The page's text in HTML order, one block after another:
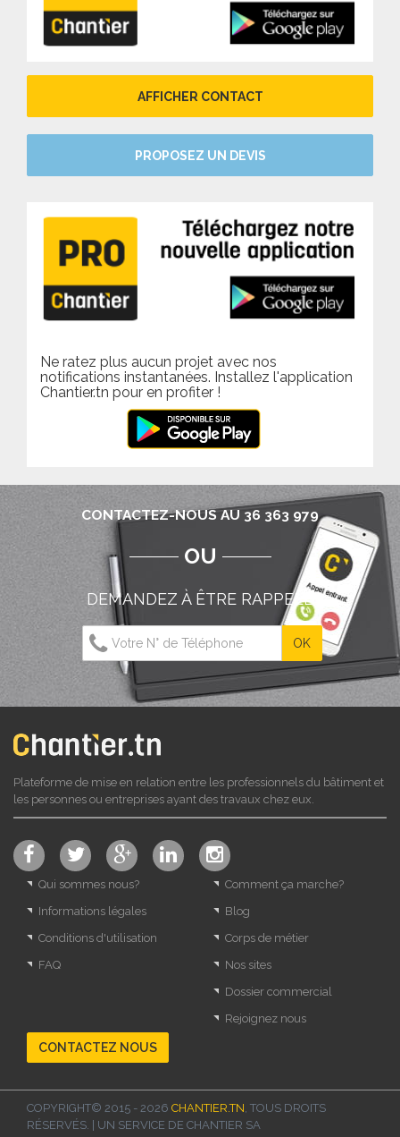
AFFICHER CONTACT
PROPOSEZ UN DEVIS
Ne ratez plus aucun projet avec nos
notifications instantanées. Installez l'application
Chantier.tn pour en profiter !
CONTACTEZ-NOUS AU 36 363 979
OU
DEMANDEZ À ÊTRE RAPPELÉ
Plateforme de mise en relation entre les professionnels du bâtiment et
les personnes ou entreprises ayant des travaux chez eux.
Qui sommes nous?
Informations légales
Conditions d'utilisation
FAQ
Comment ça marche?
Blog
Corps de métier
Nos sites
Dossier commercial
Rejoignez nous
CONTACTEZ NOUS
COPYRIGHT© 2015 - 2026 CHANTIER.TN , TOUS DROITS
RÉSERVÉS. | UN SERVICE DE CHANTIER SA